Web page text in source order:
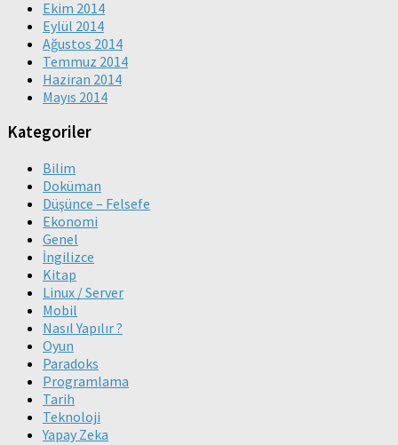
Ekim 2014
Eylül 2014
Ağustos 2014
Temmuz 2014
Haziran 2014
Mayıs 2014
Kategoriler
Bilim
Doküman
Düşünce – Felsefe
Ekonomi
Genel
İngilizce
Kitap
Linux / Server
Mobil
Nasıl Yapılır ?
Oyun
Paradoks
Programlama
Tarih
Teknoloji
Yapay Zeka